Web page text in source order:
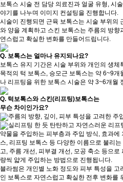
보톡스 시술 전 담당 의료진과 얼굴 유형, 시
야기를 나누며 이미지 컨설팅을 진행합니다.
시술이 진행되면 근육 보톡스는 시술 부위의
와 양을 계획하고 스킨 보톡스는 주름의 방
연스럽고 확실한 변화를 만들어드립니다.
Q. 보톡스는 얼마나 유지되나요?
보톡스 유지 기간은 시술 부위와 개인의 생
목적의 턱 보톡스, 승모근 보톡스는 약 6~9
나 리프팅을 위한 보톡스 시술은 약 3~6개월
Q. 턱보톡스와 스킨(리프팅)보톡스는
무슨 차이인가요?
주름의 방향, 깊이, 피부 특성을 고려한 주
실리프팅 한 듯 탄탄하고 자연스러운 리프
약물을 주입하는 피부층과 주입 방식, 효과에
스, 리프팅 보톡스 등 다양한 이름으로 불리
고, 주름 개선, 피부결 개선, 모공 축소 등으
량씩 얇게 주입하는 방법으로 진행됩니다.
블라썸은 개인별 노화 정도와 피부 특성을 고
인 보톡스로 자연스럽고 확실한 전후 변화를